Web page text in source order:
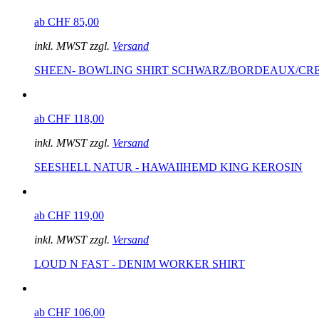
ab CHF 85,00
inkl. MWST zzgl. Versand
SHEEN- BOWLING SHIRT SCHWARZ/BORDEAUX/
ab CHF 118,00
inkl. MWST zzgl. Versand
SEESHELL NATUR - HAWAIIHEMD KING KEROSIN
ab CHF 119,00
inkl. MWST zzgl. Versand
LOUD N FAST - DENIM WORKER SHIRT
ab CHF 106,00